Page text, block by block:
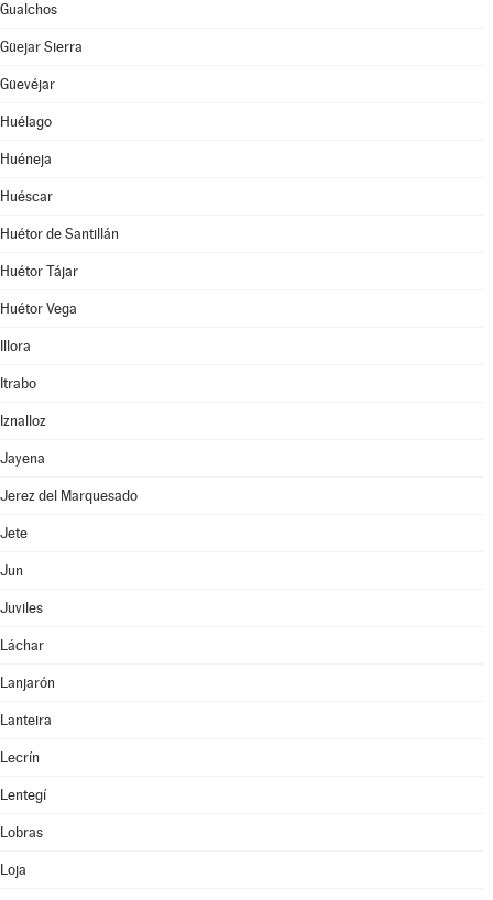
Gualchos
Güejar Sierra
Güevéjar
Huélago
Huéneja
Huéscar
Huétor de Santillán
Huétor Tájar
Huétor Vega
Illora
Itrabo
Iznalloz
Jayena
Jerez del Marquesado
Jete
Jun
Juviles
Láchar
Lanjarón
Lanteira
Lecrín
Lentegí
Lobras
Loja